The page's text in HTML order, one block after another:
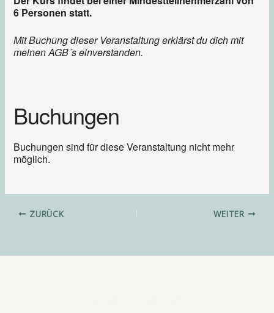
6 Personen statt.
Mit Buchung dieser Veranstaltung erklärst du dich mit
meinen AGB´s einverstanden.
Buchungen
Buchungen sind für diese Veranstaltung nicht mehr
möglich.
ZURÜCK WEITER